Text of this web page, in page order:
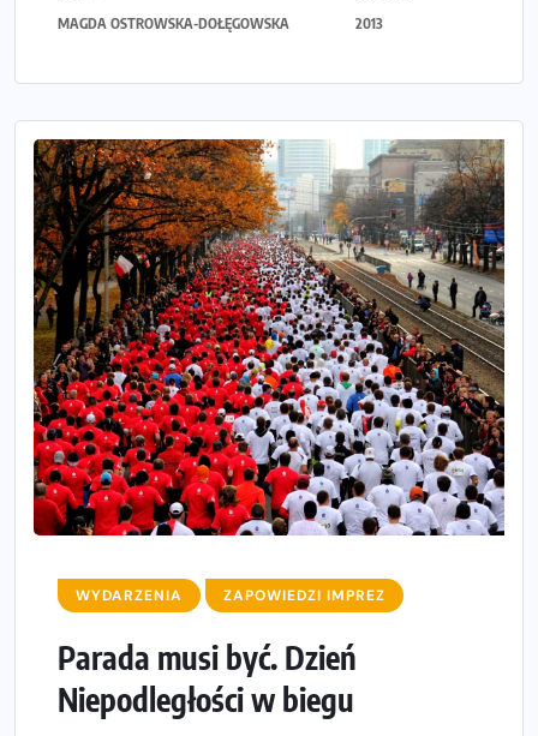
MAGDA OSTROWSKA-DOŁĘGOWSKA
2013
WYDARZENIA ZAPOWIEDZI IMPREZ
Parada musi być. Dzień
Niepodległości w biegu